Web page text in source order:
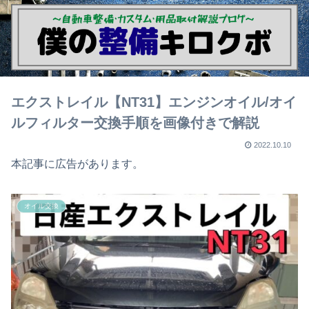
エクストレイル【NT31】エンジンオイル/オイ
ルフィルター交換手順を画像付きで解説
2022.10.10
本記事に広告があります。
オイル交換